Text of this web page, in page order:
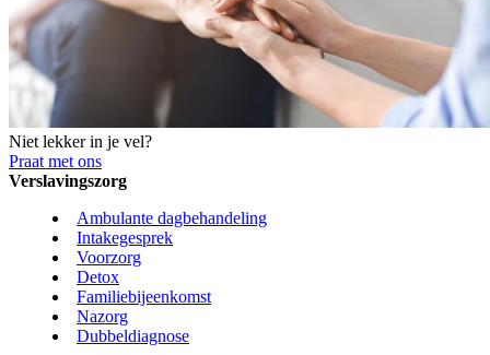
Niet lekker in je vel?
Praat met ons
Verslavingszorg
Ambulante dagbehandeling
Intakegesprek
Voorzorg
Detox
Familiebijeenkomst
Nazorg
Dubbeldiagnose